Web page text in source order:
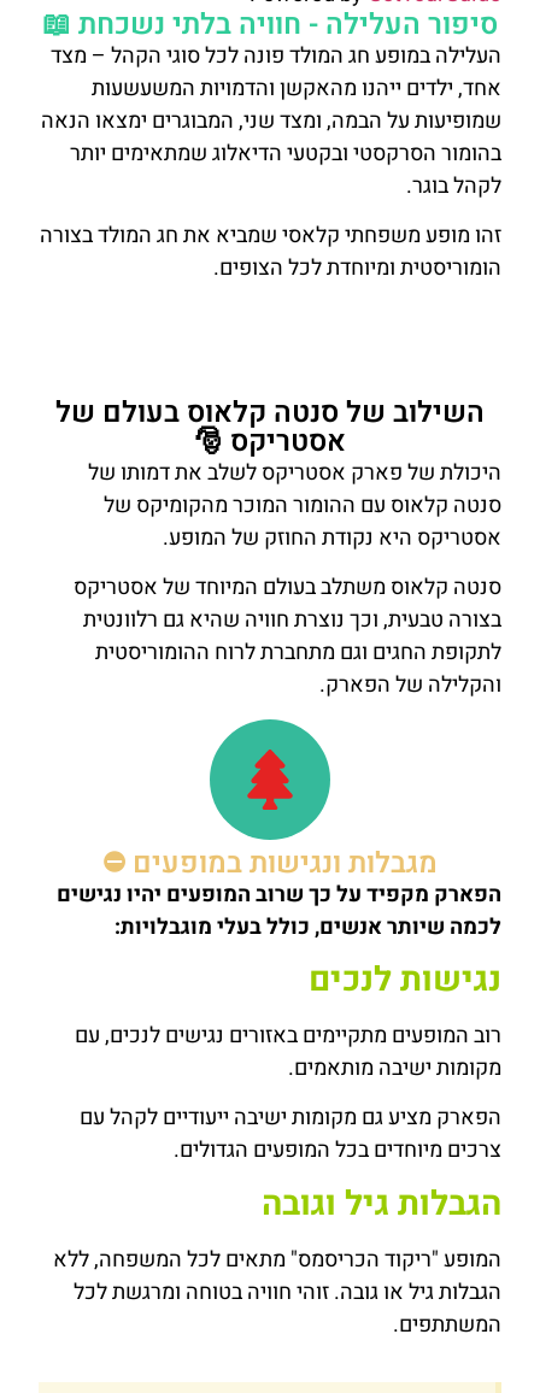
סיפור העלילה - חוויה בלתי נשכחת 📖
העלילה במופע חג המולד פונה לכל סוגי הקהל – מצד
אחד, ילדים ייהנו מהאקשן והדמויות המשעשעות
שמופיעות על הבמה, ומצד שני, המבוגרים ימצאו הנאה
בהומור הסרקסטי ובקטעי הדיאלוג שמתאימים יותר
לקהל בוגר.
זהו מופע משפחתי קלאסי שמביא את חג המולד בצורה
הומוריסטית ומיוחדת לכל הצופים.
השילוב של סנטה קלאוס בעולם של
אסטריקס 🎅
היכולת של פארק אסטריקס לשלב את דמותו של
סנטה קלאוס עם ההומור המוכר מהקומיקס של
אסטריקס היא נקודת החוזק של המופע.
סנטה קלאוס משתלב בעולם המיוחד של אסטריקס
בצורה טבעית, וכך נוצרת חוויה שהיא גם רלוונטית
לתקופת החגים וגם מתחברת לרוח ההומוריסטית
והקלילה של הפארק.
מגבלות ונגישות במופעים ⛔
הפארק מקפיד על כך שרוב המופעים יהיו נגישים
לכמה שיותר אנשים, כולל בעלי מוגבלויות:
נגישות לנכים
רוב המופעים מתקיימים באזורים נגישים לנכים, עם
מקומות ישיבה מותאמים.
הפארק מציע גם מקומות ישיבה ייעודיים לקהל עם
צרכים מיוחדים בכל המופעים הגדולים.
הגבלות גיל וגובה
המופע "ריקוד הכריסמס" מתאים לכל המשפחה, ללא
הגבלות גיל או גובה. זוהי חוויה בטוחה ומרגשת לכל
המשתתפים.